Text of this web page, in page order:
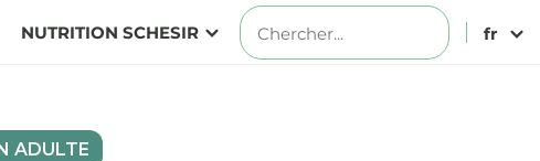
NUTRITION SCHESIR fr
ADULTE